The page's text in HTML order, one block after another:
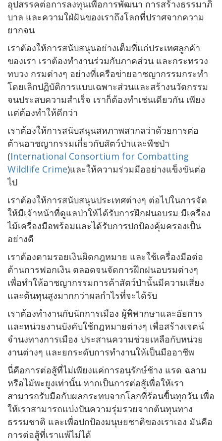
อุปสรรคต่อการลงทุนเพื่อการพัฒนา การสร้างธรรมาภิ
บาล และความใฝ่ฝันของเราถึงโลกที่ปราศจากความ
ยากจน
เราต้องให้การสนับสนุนอย่างเต็มที่แก่ประเทศลูกค้า
ของเรา เราต้องทำงานร่วมกับภาคส่วน และกระทรวง
ทบวง กรมต่างๆ อย่างที่เครือข่ายอาชญากรรมกระทำ
โดยเลิกปฏิบัติการแบบเฉพาะส่วนและสร้างนวัตกรรม
จนประสบความสำเร็จ เราก็ต้องทำเช่นเดียวกัน เพียง
แต่ต้องทำให้ดีกว่า
เราต้องให้การสนับสนุนสหภาพสากลว่าด้วยการต่อ
ต้านอาชญากรรมเกี่ยวกับสัตว์ป่าและพืชป่า
(International Consortium for Combatting
Wildlife Crime)และให้ความร่วมมืออย่างแข็งขันต่อ
ไป
เราต้องให้การสนับสนุนประเทศต่างๆ ต่อไปในการจัด
ให้มีเจ้าหน้าที่ดูแลป่าให้ได้รับการฝึกฝนอบรม มีเครื่อง
ไม้เครื่องมือพร้อมและได้รับการปกป้องคุ้มครองเป็น
อย่างดี
เราต้องตามรอยเงินผิดกฎหมาย และใช้เครื่องมือต่อ
ต้านการฟอกเงิน ตลอดจนจัดการฝึกฝนอบรมต่างๆ
เพื่อทำให้อาชญากรรมการค้าสัตว์ป่านั้นมีความเสี่ยง
และต้นทุนสูงมากกว่าผลกำไรที่จะได้รับ
เราต้องทำงานกับนักการเมือง ผู้พิพากษาและอัยการ
และหน่วยงานบังคับใช้กฎหมายต่างๆ เพื่อสร้างเจตน์
จำนงทางการเมือง ประสานความช่วยเหลือกับหน่วย
งานต่างๆ และยกระดับการทำงานให้เป็นมืออาชีพ
นี่คือการต่อสู้ที่ไม่เพียงแค่การอนุรักษ์ช้าง แรด ฉลาม
หรือไม้พะยูงเท่านั้น หากเป็นการต่อสู้เพื่อให้เรา
สามารถรับมือกับผลกระทบจากโลกที่ร้อนขื้นทุกวัน เพื่อ
ให้เราสามารถแบ่งปันความรุ่มรวยจากต้นทุนทาง
ธรรมชาติ และเพื่อปกป้องมนุษยชาติของเราเอง มันคือ
การต่อสู้ที่เราแพ้ไม่ได้